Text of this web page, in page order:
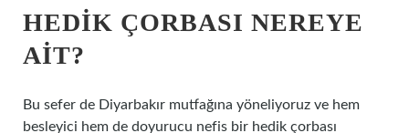
HEDIK ÇORBASI NEREYE
AIT?
Bu sefer de Diyarbakır mutfağına yöneliyoruz ve hem
besleyici hem de doyurucu nefis bir hedik çorbası